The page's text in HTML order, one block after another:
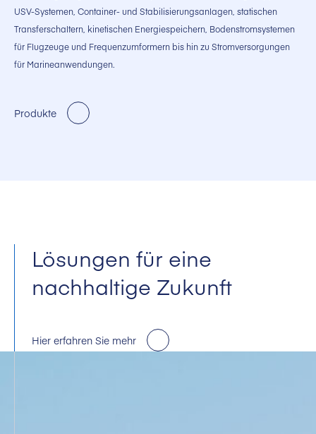
USV-Systemen, Container- und Stabilisierungsanlagen, statischen
Transferschaltern, kinetischen Energiespeichern, Bodenstromsystemen
für Flugzeuge und Frequenzumformern bis hin zu Stromversorgungen
für Marineanwendungen.
Produkte
Lösungen für eine
nachhaltige Zukunft
Hier erfahren Sie mehr